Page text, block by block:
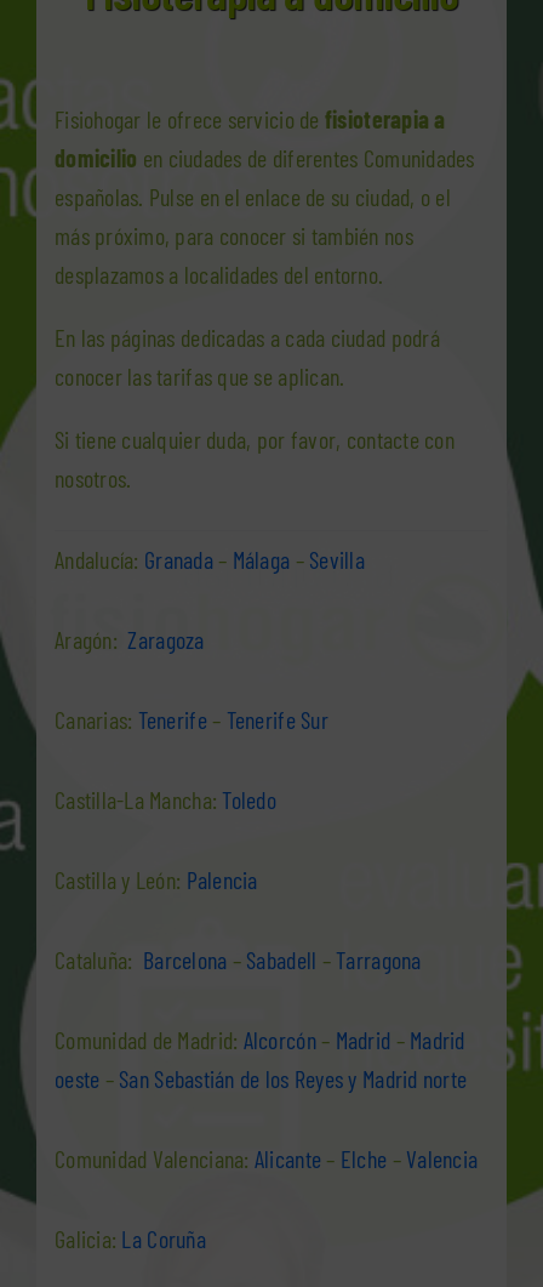
Fisiohogar le ofrece servicio de fisioterapia a
domicilio en ciudades de diferentes Comunidades
españolas. Pulse en el enlace de su ciudad, o el
más próximo, para conocer si también nos
desplazamos a localidades del entorno.
En las páginas dedicadas a cada ciudad podrá
conocer las tarifas que se aplican.
Si tiene cualquier duda, por favor, contacte con
nosotros.
Andalucía: Granada – Málaga – Sevilla
Aragón:Zaragoza
Canarias: Tenerife – Tenerife Sur
Castilla-La Mancha: Toledo
Castilla y León: Palencia
Cataluña: Barcelona – Sabadell – Tarragona
Comunidad de Madrid: Alcorcón– Madrid – Madrid
oeste – San Sebastián de los Reyes y Madrid norte
Comunidad Valenciana: Alicante – Elche – Valencia
Galicia: La Coruña